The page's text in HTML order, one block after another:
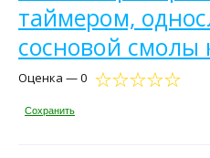
таймером,
сосновой смолы
Оценка — 0
Сохранить